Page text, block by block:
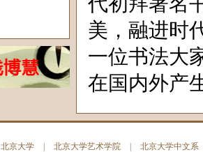
美，融进时
一位书法大
在国内外产
北京大学 北京大学艺术学院 北京大学中文系